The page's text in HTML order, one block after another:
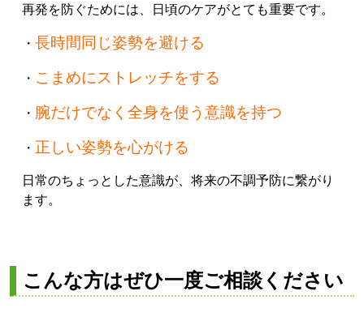
再発を防ぐためには、日頃のケアがとても重要です。
・ 長時間同じ姿勢を避ける
・ こまめにストレッチをする
・ 腕だけでなく全身を使う意識を持つ
・ 正しい姿勢を心がける
日常のちょっとした意識が、将来の不調予防に繋がり
ます。
こんな方はぜひ一度ご相談ください